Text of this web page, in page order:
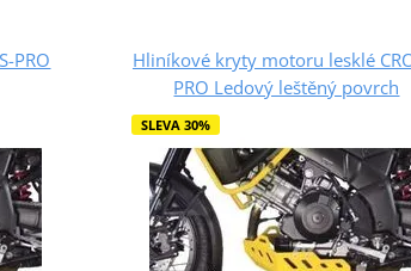
PRO
Hliníkové kryty motoru lesklé
PRO Ledový leštěný povrch
SLEVA 30%